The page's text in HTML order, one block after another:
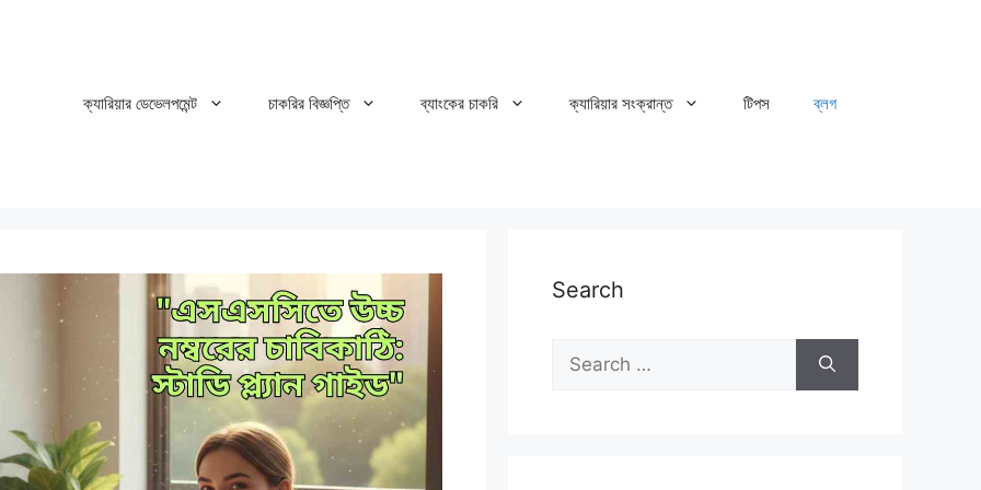
ক্যারিয়ার ডেভেলপমেন্ট চাকরির বিজ্ঞপ্তি ব্যাংকের চাকরি ক্যারিয়ার সংক্রান্ত টিপস ব্লগ
Search
Search
for: